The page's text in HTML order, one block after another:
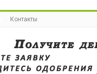
Контакты